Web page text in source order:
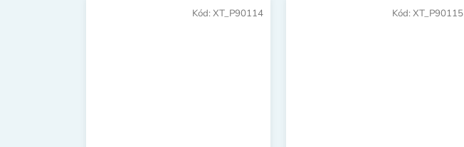
Kód: XT_P90114 Kód: XT_P90115